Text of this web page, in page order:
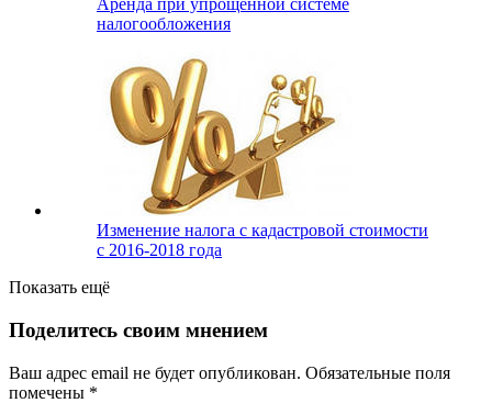
Аренда при упрощённой системе
налогообложения
Изменение налога с кадастровой стоимости
с 2016-2018 года
Показать ещё
Поделитесь своим мнением
Ваш адрес email не будет опубликован. Обязательные поля
помечены *